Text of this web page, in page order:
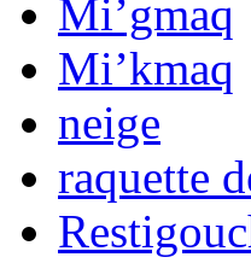
Mi’gmaq
Mi’kmaq
neige
raquette